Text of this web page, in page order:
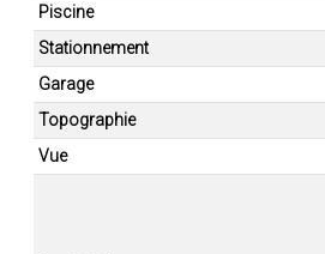
Piscine
Stationnement
Garage
Topographie
Vue